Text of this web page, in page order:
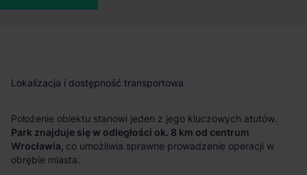
Lokalizacja i dostępność transportowa
Położenie obiektu stanowi jeden z jego kluczowych atutów.
Park znajduje się w odległości ok. 8 km od centrum
Wrocławia, co umożliwia sprawne prowadzenie operacji w
obrębie miasta.